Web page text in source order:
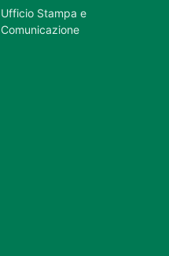
Ufficio Stampa e
Comunicazione